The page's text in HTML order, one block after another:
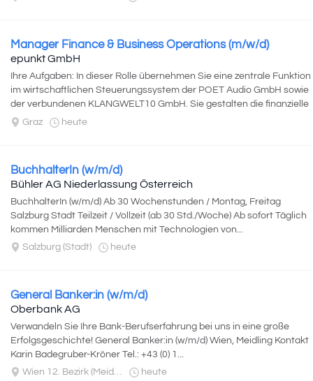
Manager Finance & Business Operations (m/w/d)
epunkt GmbH
Ihre Aufgaben: In dieser Rolle übernehmen Sie eine zentrale Funktion
im wirtschaftlichen Steuerungssystem der POET Audio GmbH sowie
der verbundenen KLANGWELT10 GmbH. Sie gestalten die finanzielle
Transparenz, Effizienz...
Graz heute
BuchhalterIn (w/m/d)
Bühler AG Niederlassung Österreich
BuchhalterIn (w/m/d) Ab 30 Wochenstunden / Montag, Freitag
Salzburg Stadt Teilzeit / Vollzeit (ab 30 Std./Woche) Ab sofort Täglich
kommen Milliarden Menschen mit Technologien von...
Salzburg (Stadt)
heute
General Banker:in (w/m/d)
Oberbank AG
Verwandeln Sie Ihre Bank-Berufserfahrung bei uns in eine große
Erfolgsgeschichte! General Banker:in (w/m/d) Wien, Meidling Kontakt
Karin Badegruber-Kröner Tel.: +43 (0) 1...
Wien 12. Bezirk (Meidling)
heute